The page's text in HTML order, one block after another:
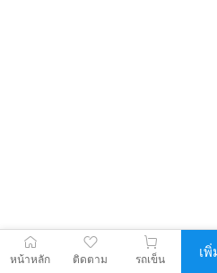
หน้าหลัก ติดตาม รถเข็น เ